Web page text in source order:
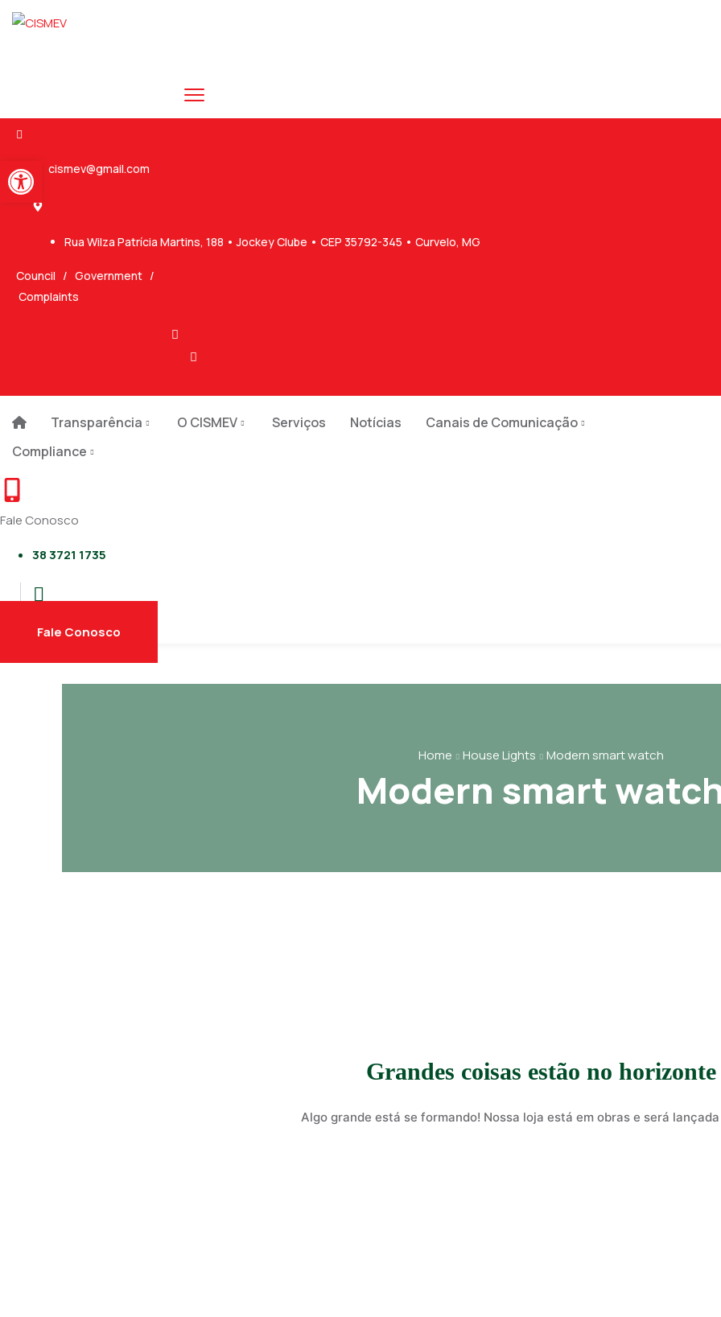
cismev@gmail.com
Rua Wilza Patrícia Martins, 188 • Jockey Clube • CEP 35792-345 • Curvelo, MG
Council / Government /
Complaints
Transparência O CISMEV Serviços Notícias
Canais de Comunicação
Compliance
Fale Conosco
38 3721 1735
Fale Conosco
Home House Lights Modern smart watch
Modern smart
Grandes coisas estão no horizonte
Algo grande está se formando! Nossa loja está em obras e será
Abrir a barra de ferramentas